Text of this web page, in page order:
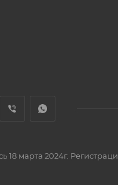
марта 2024г.